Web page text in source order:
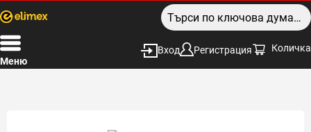
Меню
Вход Регистрация Количка